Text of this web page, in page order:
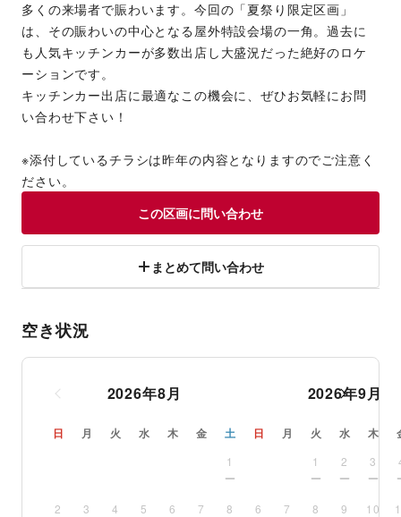
多くの来場者で賑わいます。今回の「夏祭り限定区画」
は、その賑わいの中心となる屋外特設会場の一角。過去に
も人気キッチンカーが多数出店し大盛況だった絶好のロケ
ーションです。
キッチンカー出店に最適なこの機会に、ぜひお気軽にお問
い合わせ下さい！
※添付しているチラシは昨年の内容となりますのでご注意く
ださい。
この区画に問い合わせ
まとめて問い合わせ
空き状況
2026年8月
日 月 火 水 木 金 土
1
2 3 4 5 6 7 8
2026年9月
日 月 火 水 木
1 2 3
6 7 8 9 10